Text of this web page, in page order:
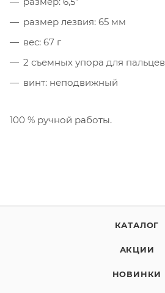
размер лезвия: 65 мм
вес: 67 г
2 съемных упора для пальцев
винт: неподвижный
100 % ручной работы.
КАТАЛОГ
АКЦИИ
НОВИНКИ